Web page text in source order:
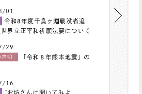
01
令和8年度千鳥ヶ淵戦没者追
界立正平和祈願法要について
29
声明
「令和８年熊本地震」の
16
”お坊さんに聞いてみよ